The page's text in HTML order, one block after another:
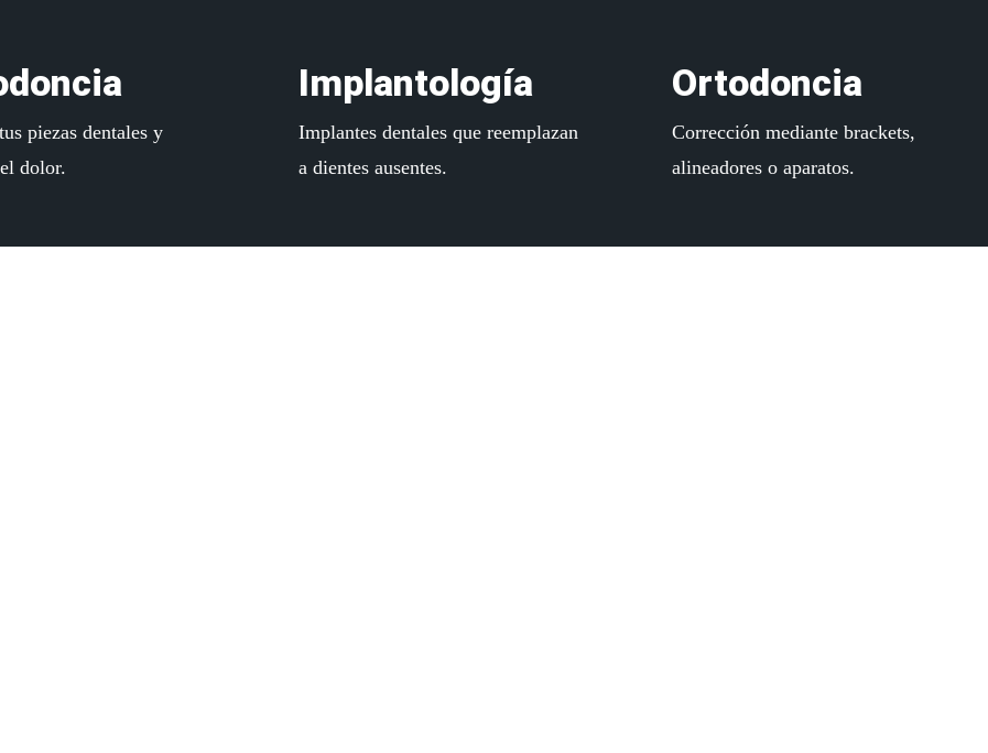
piezas dentales y
dolor.
Implantología
Implantes dentales que reemplazan
a dientes ausentes.
Ortodoncia
Corrección mediante brackets,
alineadores o aparatos.